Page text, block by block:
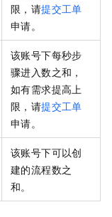
限， 请提交工单
申请。
该账号下每秒步
骤进入数之和，
如有需求提高上
限， 请提交工单
申请。
该账号下可以创
建的流程数之
和。